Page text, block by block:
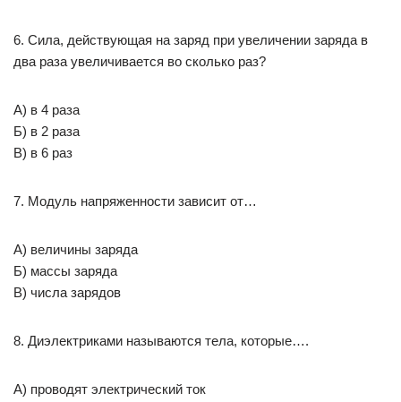
6. Сила, действующая на заряд при увеличении заряда в
два раза увеличивается во сколько раз?
А) в 4 раза
Б) в 2 раза
В) в 6 раз
7. Модуль напряженности зависит от…
А) величины заряда
Б) массы заряда
В) числа зарядов
8. Диэлектриками называются тела, которые….
А) проводят электрический ток